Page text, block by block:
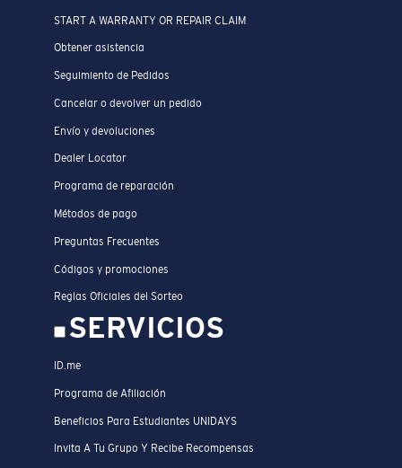
START A WARRANTY OR REPAIR CLAIM
Obtener asistencia
Seguimiento de Pedidos
Cancelar o devolver un pedido
Envío y devoluciones
Dealer Locator
Programa de reparación
Métodos de pago
Preguntas Frecuentes
Códigos y promociones
Reglas Oficiales del Sorteo
SERVICIOS
ID.me
Programa de Afiliación
Beneficios Para Estudiantes UNIDAYS
Invita A Tu Grupo Y Recibe Recompensas